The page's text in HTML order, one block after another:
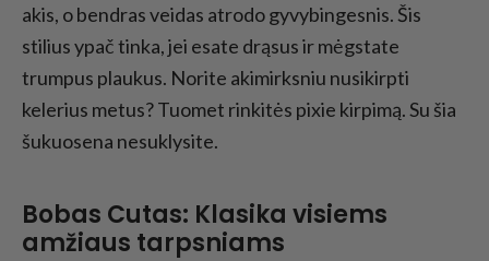
akis, o bendras veidas atrodo gyvybingesnis. Šis
stilius ypač tinka, jei esate drąsus ir mėgstate
trumpus plaukus. Norite akimirksniu nusikirpti
kelerius metus? Tuomet rinkitės pixie kirpimą. Su šia
šukuosena nesuklysite.
Bobas Cutas: Klasika visiems
amžiaus tarpsniams